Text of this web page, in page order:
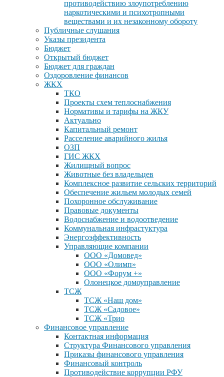
противодействию злоупотреблению
наркотическими и психотропными
веществами и их незаконному обороту
Публичные слушания
Указы президента
Бюджет
Открытый бюджет
Бюджет для граждан
Оздоровление финансов
ЖКХ
ТКО
Проекты схем теплоснабжения
Нормативы и тарифы на ЖКУ
Актуально
Капитальный ремонт
Расселение аварийного жилья
ОЗП
ГИС ЖКХ
Жилищный вопрос
Животные без владельцев
Комплексное развитие сельских территорий
Обеспечение жильем молодых семей
Похоронное обслуживание
Правовые документы
Водоснабжение и водоотведение
Коммунальная инфрастуктура
Энергоэффективность
Управляющие компании
ООО «Домовед»
ООО «Олимп»
ООО «Форум +»
Олонецкое домоуправление
ТСЖ
ТСЖ «Наш дом»
ТСЖ «Садовое»
ТСЖ «Трио
Финансовое управление
Контактная информация
Структура Финансового управления
Приказы финансового управления
Финансовый контроль
Противодействие коррупции РФУ